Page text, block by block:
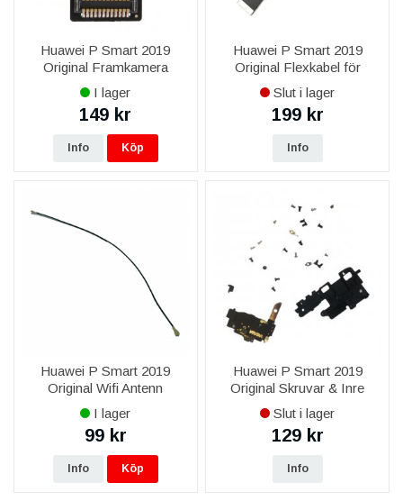
Huawei P Smart 2019
Original Framkamera
I lager
149 kr
Info Köp
Huawei P Smart 2019
Original Flexkabel för
Moderkort
Slut i lager
199 kr
Info
Huawei P Smart 2019
Original Wifi Antenn
I lager
99 kr
Info Köp
Huawei P Smart 2019
Original Skruvar & Inre
Ramar
Slut i lager
129 kr
Info